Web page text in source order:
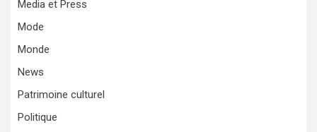
Media et Press
Mode
Monde
News
Patrimoine culturel
Politique